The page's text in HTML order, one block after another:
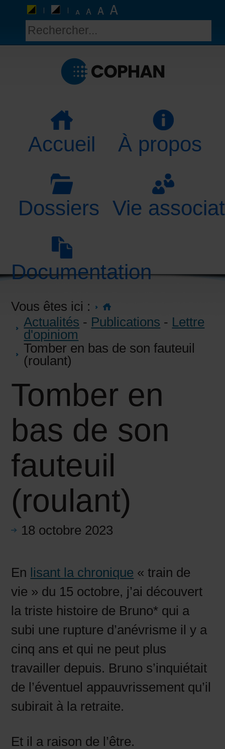
Accueil À propos
Dossiers Vie
Documentation
Vous êtes ici :
Actualités - Publications - Lettre
d'opiniom
Tomber en bas de son fauteuil
(roulant)
Tomber en
bas de son
fauteuil
(roulant)
18 octobre 2023
En lisant la chronique « train de
vie » du 15 octobre, j’ai découvert
la triste histoire de Bruno* qui a
subi une rupture d’anévrisme il y a
cinq ans et qui ne peut plus
travailler depuis. Bruno s’inquiétait
de l’éventuel appauvrissement qu’il
subirait à la retraite.
Et il a raison de l’être.